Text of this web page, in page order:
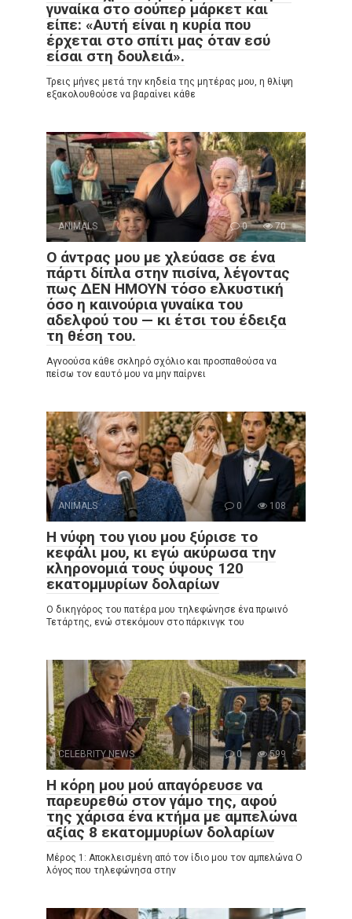
γυναίκα στο σούπερ μάρκετ και
είπε: «Αυτή είναι η κυρία που
έρχεται στο σπίτι μας όταν εσύ
είσαι στη δουλειά».
Τρεις μήνες μετά την κηδεία της μητέρας μου, η θλίψη
εξακολουθούσε να βαραίνει κάθε
ANIMALS 0 70
Ο άντρας μου με χλεύασε σε ένα
πάρτι δίπλα στην πισίνα, λέγοντας
πως ΔΕΝ ΗΜΟΥΝ τόσο ελκυστική
όσο η καινούρια γυναίκα του
αδελφού του — κι έτσι του έδειξα
τη θέση του.
Αγνοούσα κάθε σκληρό σχόλιο και προσπαθούσα να
πείσω τον εαυτό μου να μην παίρνει
ANIMALS 0 108
Η νύφη του γιου μου ξύρισε το
κεφάλι μου, κι εγώ ακύρωσα την
κληρονομιά τους ύψους 120
εκατομμυρίων δολαρίων
Ο δικηγόρος του πατέρα μου τηλεφώνησε ένα πρωινό
Τετάρτης, ενώ στεκόμουν στο πάρκινγκ του
CELEBRITY NEWS 0 599
Η κόρη μου μού απαγόρευσε να
παρευρεθώ στον γάμο της, αφού
της χάρισα ένα κτήμα με αμπελώνα
αξίας 8 εκατομμυρίων δολαρίων
Μέρος 1: Αποκλεισμένη από τον ίδιο μου τον αμπελώνα Ο
λόγος που τηλεφώνησα στην